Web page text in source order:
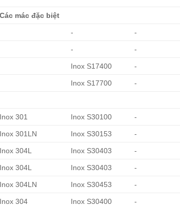
mác đặc biệt
- -
- -
Inox S17400 -
Inox S17700 -
Inox 301 Inox S30100 -
Inox 301LN Inox S30153 -
Inox 304L Inox S30403 -
Inox 304L Inox S30403 -
Inox 304LN Inox S30453 -
Inox 304 Inox S30400 -